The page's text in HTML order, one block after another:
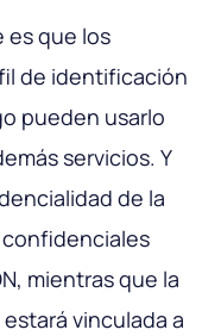
es que los
de identificación
pueden usarlo
servicios. Y
de la
mientras que la
vinculada a